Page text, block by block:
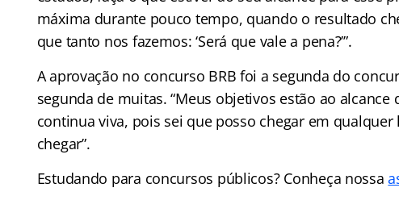
máxima durante pouco tempo, quando o resultado
que tanto nos fazemos: ‘Será que vale a pena?’”.
A aprovação no concurso BRB foi a segunda do
segunda de muitas. “Meus objetivos estão ao
continua viva, pois sei que posso chegar em
chegar”.
Estudando para concursos públicos? Conheça nossa